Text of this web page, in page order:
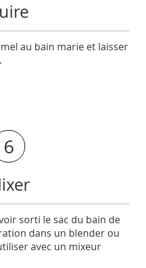
au bain marie et laisser
6
sorti le sac du bain de
dans un blender ou
avec un mixeur